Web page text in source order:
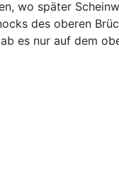
wo später
des oberen
es nur auf dem